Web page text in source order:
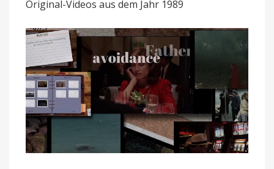
psychologischen
angekündigt
Original-Videos aus dem Jahr 1989